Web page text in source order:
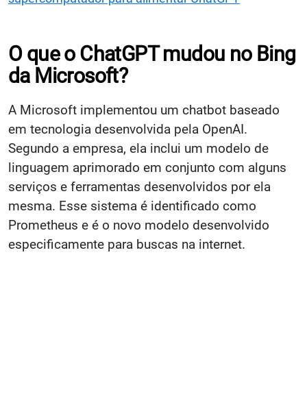
O que o ChatGPT mudou no Bing
da Microsoft?
A Microsoft implementou um chatbot baseado
em tecnologia desenvolvida pela OpenAI.
Segundo a empresa, ela inclui um modelo de
linguagem aprimorado em conjunto com alguns
serviços e ferramentas desenvolvidos por ela
mesma. Esse sistema é identificado como
Prometheus e é o novo modelo desenvolvido
especificamente para buscas na internet.